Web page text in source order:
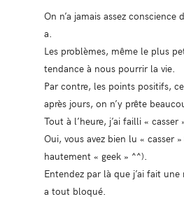
On n’a jamais assez conscience
a.
Les problèmes, même le plus
tendance à nous pourrir la vie.
Par contre, les points positifs,
après jours, on n’y prête
Tout à l’heure, j’ai failli « casser
Oui, vous avez bien lu « casser
hautement « geek » ^^).
Entendez par là que j’ai fait une
a tout bloqué.